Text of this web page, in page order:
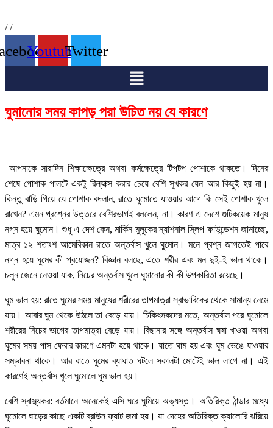
//
YoutubeTwitter
Menu
ঘুমানোর সময় কাপড় পরা উচিত নয় যে কারণে
আপনাকে সারাদিন শিক্ষাক্ষেত্রে অথবা কর্মক্ষেত্রে টিপটপ পোশাকে থাকতে। দিনের
শেষে পোশাক পালটে একটু রিল্যাক্স করার চেয়ে বেশি সুখকর যেন আর কিছুই হয় না।
কিন্তু বাড়ি গিয়ে যে পোশাক বদলান, রাতে ঘুমোতে যাওয়ার আগে কি সেই পোশাক খুলে
রাখেন? এমন প্রশ্নের উত্তরে বেশিরভাগই বললেন, না। কারণ এ দেশে গুটিকয়েক মানুষ
নগ্ন হয়ে ঘুমোন। শুধু এ দেশ কেন, মার্কিন মুলুকের ন্যাশনাল স্লিপ ফাউন্ডেশন জানাচ্ছে,
মাত্র ১২ শতাংশ আমেরিকান রাতে অন্তর্বাস খুলে ঘুমোন। মনে প্রশ্ন জাগতেই পারে
নগ্ন হয়ে ঘুমের কী প্রয়োজন? বিজ্ঞান বলছে, এতে শরীর এবং মন দুই-ই ভাল থাকে।
চলুন জেনে নেওয়া যাক, নিচের অন্তর্বাস খুলে ঘুমানোর কী কী উপকারিতা রয়েছে।
ঘুম ভাল হয়: রাতে ঘুমের সময় মানুষের শরীরের তাপমাত্রা স্বাভাবিকের থেকে সামান্য নেমে
যায়। আবার ঘুম থেকে উঠলে তা বেড়ে যায়। চিকিৎসকদের মতে, অন্তর্বাস পরে ঘুমোলে
শরীরের নিচের ভাগের তাপমাত্রা বেড়ে যায়। বিছানার সঙ্গে অন্তর্বাস ঘষা খাওয়া অথবা
ঘুমের সময় পাস ফেরার কারণে এমনটা হয়ে থাকে। যাতে ঘাম হয় এবং ঘুম ভেঙে যাওয়ার
সম্ভাবনা থাকে। আর রাতে ঘুমের ব্যাঘাত ঘটলে সকালটা মোটেই ভাল লাগে না। এই
কারণেই অন্তর্বাস খুলে ঘুমোলে ঘুম ভাল হয়।
বেশি স্বাস্থ্যকর: বর্তমানে অনেকেই এসি ঘরে ঘুমিয়ে অভ্যস্ত। অতিরিক্ত ঠান্ডার মধ্যে
ঘুমোলে ঘাড়ের কাছে একটি ব্রাউন ফ্যাট জমা হয়। যা দেহের অতিরিক্ত ক্যালোরি ঝরিয়ে